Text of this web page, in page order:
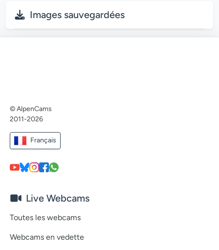
Images sauvegardées
© AlpenCams
2011-2026
Français
Live Webcams
Toutes les webcams
Webcams en vedette